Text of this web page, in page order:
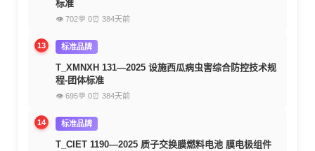
标准
👁 702💬 0⏰ 384天前
13 标准品牌
T_XMNXH 131—2025 设施西瓜病虫害综合防控技术规
程-团体标准
👁 695💬 0⏰ 384天前
14 标准品牌
T_CIET 1190—2025 质子交换膜燃料电池 膜电极组件